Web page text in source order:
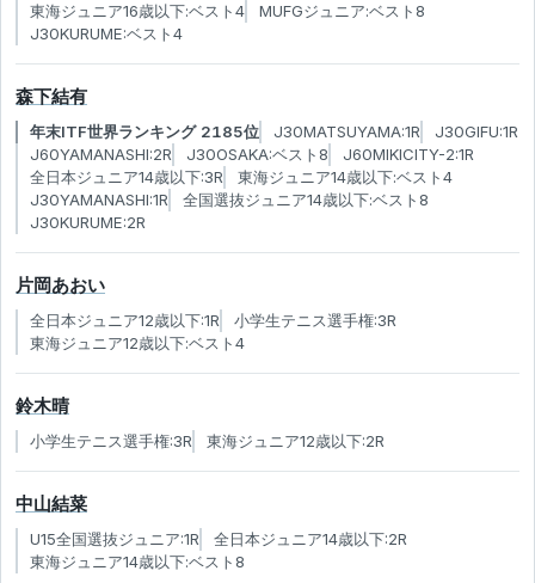
東海ジュニア16歳以下:ベスト4
MUFGジュニア:ベスト8
J30KURUME:ベスト4
森下結有
年末ITF世界ランキング 2185位 J30MATSUYAMA:1R
J30GIFU:1R
J60YAMANASHI:2R
J30OSAKA:ベスト8
J60MIKICITY-2:1R
全日本ジュニア14歳以下:3R
東海ジュニア14歳以下:ベスト4
J30YAMANASHI:1R
全国選抜ジュニア14歳以下:ベスト8
J30KURUME:2R
片岡あおい
全日本ジュニア12歳以下:1R
小学生テニス選手権:3R
東海ジュニア12歳以下:ベスト4
鈴木晴
小学生テニス選手権:3R 東海ジュニア12歳以下:2R
中山結菜
U15全国選抜ジュニア:1R
全日本ジュニア14歳以下:2R
東海ジュニア14歳以下:ベスト8